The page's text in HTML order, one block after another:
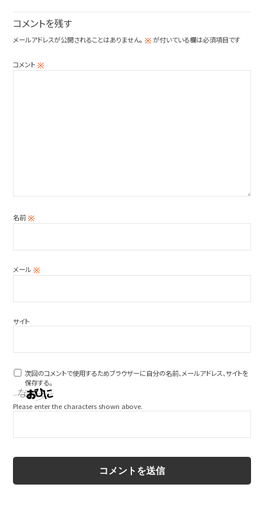
コメントを残す
メールアドレスが公開されることはありません。 ※が付いている欄は必須項目です
コメント※
名前※
メール※
サイト
次回のコメントで使用するためブラウザーに自分の名前、メールアドレス、サイトを
保存する。
Please enter the characters shown above.